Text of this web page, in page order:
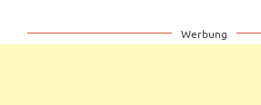
Werbung